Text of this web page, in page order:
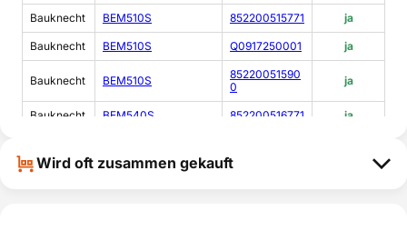
Bauknecht BEM510S 852200515771 ja
Bauknecht BEM510S Q0917250001 ja
Bauknecht BEM510S
85220051590
0
ja
Bauknecht BEM540S 852200516771 ja
Bauknecht CLS01IX Q0917320001
Wird oft zusammen gekauft